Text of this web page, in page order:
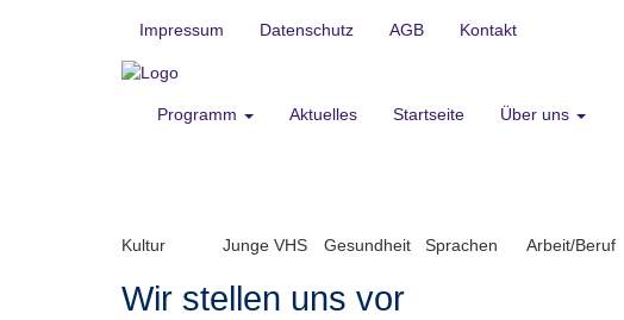
Impressum Datenschutz AGB Kontakt
Programm Aktuelles Startseite Über uns
Kultur Junge VHS Gesundheit Sprachen Arbeit/Beruf
Wir stellen uns vor